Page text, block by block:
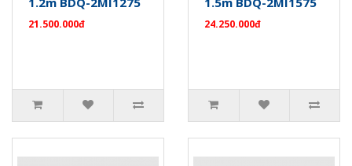
21.500.000đ 24.250.000đ